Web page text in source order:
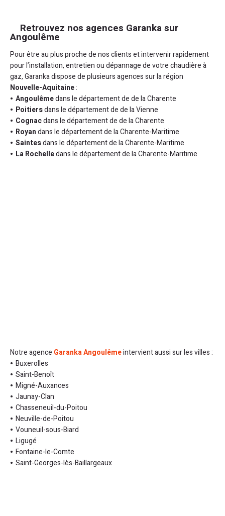
Retrouvez nos agences Garanka sur
Angoulême
Pour être au plus proche de nos clients et intervenir rapidement
pour l’installation, entretien ou dépannage de votre chaudière à
gaz, Garanka dispose de plusieurs agences sur la région
Nouvelle-Aquitaine:
Angoulêmedans le département de de la Charente
Poitiersdans le département de de la Vienne
Cognacdans le département de de la Charente
Royandans le département de la Charente-Maritime
Saintesdans le département de la Charente-Maritime
La Rochelledans le département de la Charente-Maritime
Notre agence Garanka Angoulêmeintervient aussi sur les villes :
Buxerolles
Saint-Benoît
Migné-Auxances
Jaunay-Clan
Chasseneuil-du-Poitou
Neuville-de-Poitou
Vouneuil-sous-Biard
Ligugé
Fontaine-le-Comte
Saint-Georges-lès-Baillargeaux